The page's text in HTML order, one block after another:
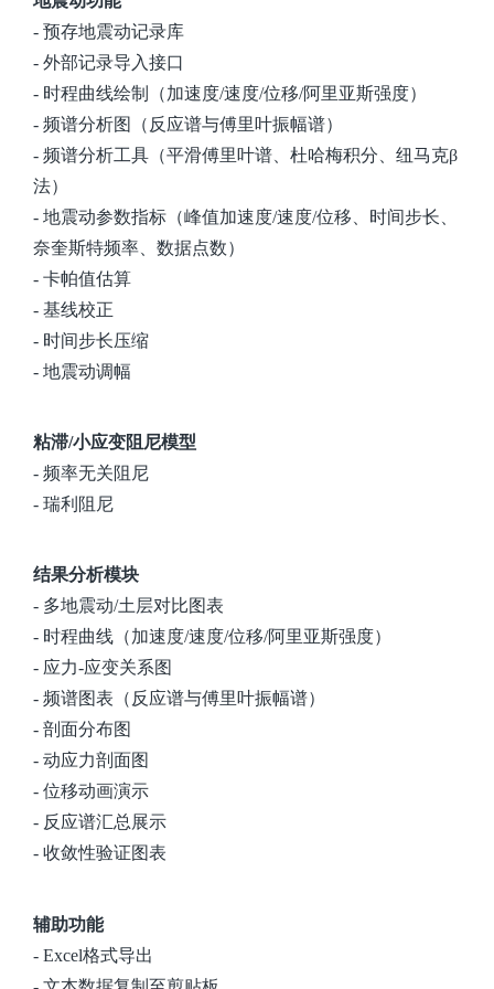
- 预存地震动记录库
- 外部记录导入接口
- 时程曲线绘制（加速度/速度/位移/阿里亚斯强度）
- 频谱分析图（反应谱与傅里叶振幅谱）
- 频谱分析工具（平滑傅里叶谱、杜哈梅积分、纽马克β
法）
- 地震动参数指标（峰值加速度/速度/位移、时间步长、
奈奎斯特频率、数据点数）
- 卡帕值估算
- 基线校正
- 时间步长压缩
- 地震动调幅
粘滞/小应变阻尼模型
- 频率无关阻尼
- 瑞利阻尼
结果分析模块
- 多地震动/土层对比图表
- 时程曲线（加速度/速度/位移/阿里亚斯强度）
- 应力-应变关系图
- 频谱图表（反应谱与傅里叶振幅谱）
- 剖面分布图
- 动应力剖面图
- 位移动画演示
- 反应谱汇总展示
- 收敛性验证图表
辅助功能
- Excel格式导出